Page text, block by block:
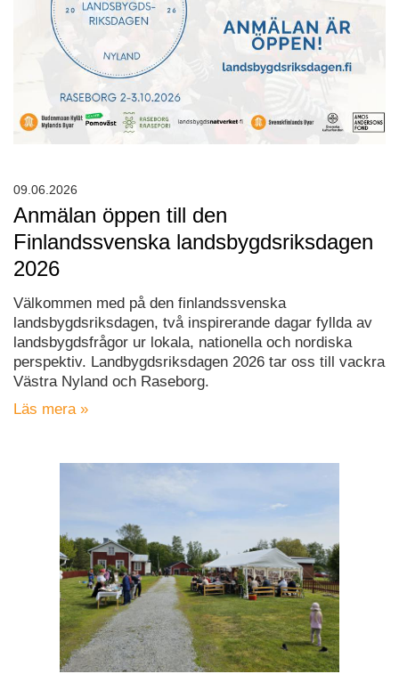
Anmälan öppen till den
Finlandssvenska landsbygdsriksdagen
2026
Välkommen med på den finlandssvenska
landsbygdsriksdagen, två inspirerande dagar fyllda av
landsbygdsfrågor ur lokala, nationella och nordiska
perspektiv. Landbygdsriksdagen 2026 tar oss till vackra
Västra Nyland och Raseborg.
Läs mera »
09.06.2026